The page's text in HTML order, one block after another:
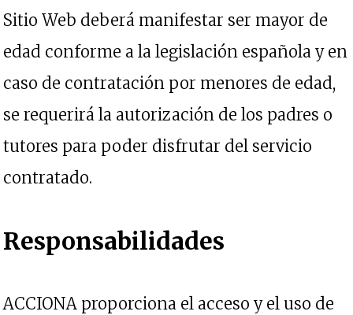
Sitio Web deberá manifestar ser mayor de
edad conforme a la legislación española y en
caso de contratación por menores de edad,
se requerirá la autorización de los padres o
tutores para poder disfrutar del servicio
contratado.
Responsabilidades
ACCIONA proporciona el acceso y el uso de